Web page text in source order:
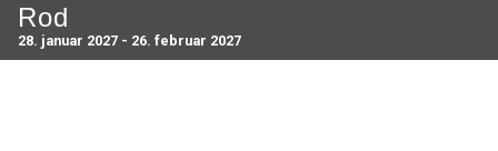
Rod
28. januar 2027 - 26. februar 2027